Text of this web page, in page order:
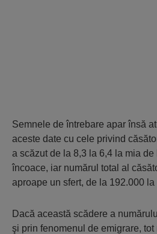
Semnele de întrebare apar însă
aceste date cu cele privind
a scăzut de la 8,3 la 6,4 la mia
încoace, iar numărul total al
aproape un sfert, de la 192.000 la
Dacă această scădere a
şi prin fenomenul de emigrare,